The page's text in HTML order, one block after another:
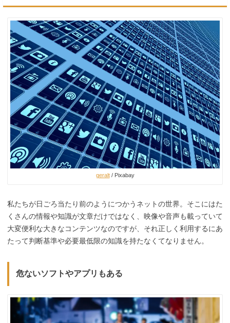
geralt/ Pixabay
私たちが日ごろ当たり前のようにつかうネットの世界。そこにはた
くさんの情報や知識が文章だけではなく、映像や音声も載っていて
大変便利な大きなコンテンツなのですが、それ正しく利用するにあ
たって判断基準や必要最低限の知識を持たなくてなりません。
危ないソフトやアプリもある